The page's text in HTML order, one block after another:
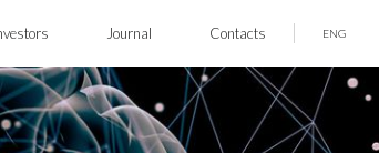
Journal Contacts ENG